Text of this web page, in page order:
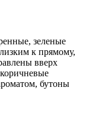
зеленые
к прямому,
вверх
бутоны